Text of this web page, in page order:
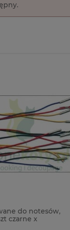
Papier
miękki